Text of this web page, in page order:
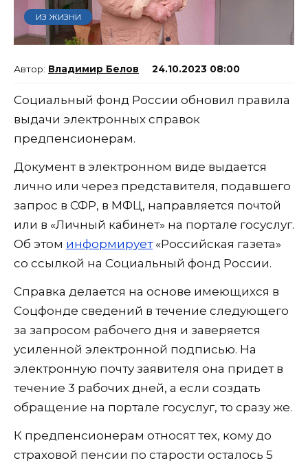
ИЗ ЖИЗНИ
Владимир Белов 24.10.2023 08:00
Социальный фонд России обновил правила
выдачи электронных справок
предпенсионерам.
Документ в электронном виде выдается
лично или через представителя, подавшего
запрос в СФР, в МФЦ, направляется почтой
или в «Личный кабинет» на портале госуслуг.
Об этом информирует«Российская газета»
со ссылкой на Социальный фонд России.
Справка делается на основе имеющихся в
Соцфонде сведений в течение следующего
за запросом рабочего дня и заверяется
усиленной электронной подписью. На
электронную почту заявителя она придет в
течение 3 рабочих дней, а если создать
обращение на портале госуслуг, то сразу же.
К предпенсионерам относят тех, кому до
страховой пенсии по старости осталось 5